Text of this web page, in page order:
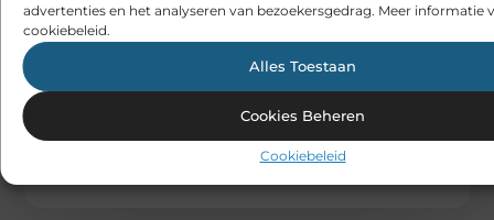
advertenties en het analyseren van bezoekersgedrag. Meer informatie
cookiebeleid.
Alles Toestaan
Cookies Beheren
Cookiebeleid
WONING EN TUIN
gebruik
Houtpellets zijn een populaire keuze voor wie op zoek